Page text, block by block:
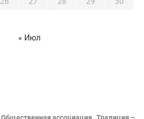
« Июл